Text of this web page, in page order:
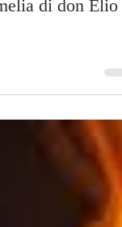
Domenica
di don Elio